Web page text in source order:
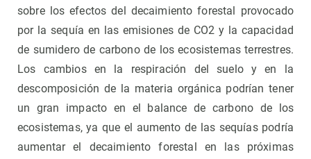
sobre los efectos del decaimiento forestal provocado
por la sequía en las emisiones de CO2 y la capacidad
de sumidero de carbono de los ecosistemas terrestres.
Los cambios en la respiración del suelo y en la
descomposición de la materia orgánica podrían tener
un gran impacto en el balance de carbono de los
ecosistemas, ya que el aumento de las sequías podría
aumentar el decaimiento forestal en las próximas